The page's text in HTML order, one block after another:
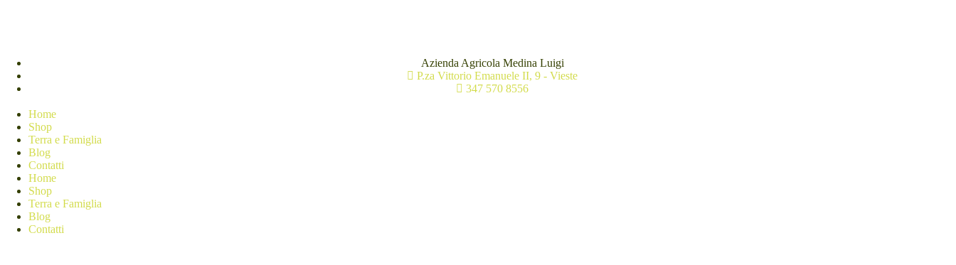
Azienda Agricola Medina Luigi
P.za Vittorio Emanuele II, 9 - Vieste
347 570 8556
Home
Shop
Terra e Famiglia
Blog
Contatti
Home
Shop
Terra e Famiglia
Blog
Contatti